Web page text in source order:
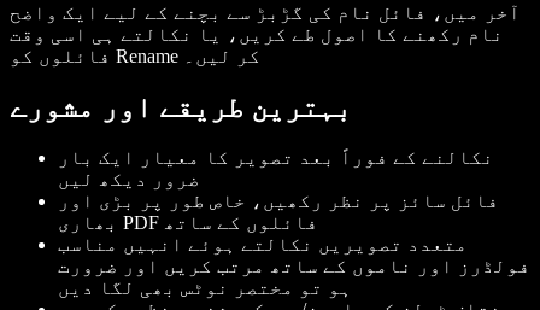
آخر میں، فائل نام کی گڑبڑ سے بچنے کے لیے ایک واضح
نام رکھنے کا اصول طے کریں، یا نکالتے ہی اسی وقت
فائلوں کو Rename کر لیں۔
بہترین طریقے اور مشورے
نکالنے کے فوراً بعد تصویر کا معیار ایک بار
ضرور دیکھ لیں
فائل سائز پر نظر رکھیں، خاص طور پر بڑی اور
بھاری PDF فائلوں کے ساتھ
متعدد تصویریں نکالتے ہوئے انہیں مناسب
فولڈرز اور ناموں کے ساتھ مرتب کریں اور ضرورت
ہو تو مختصر نوٹس بھی لگا دیں